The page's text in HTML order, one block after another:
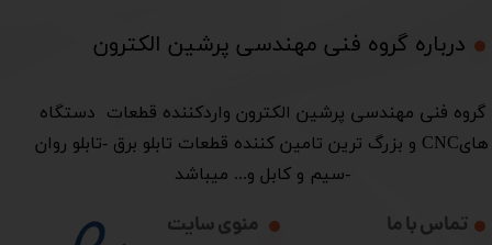
درباره گروه فنی مهندسی پرشین الکترون​​​​​​​
​گروه فنی مهندسی پرشین الکترون واردکننده قطعات دستگاه
هایCNC و بزرگ ترین تامین کننده قطعات تابلو برق -تابلو روان
-سیم و کابل و... میباشد
منوی سایت تماس با ما